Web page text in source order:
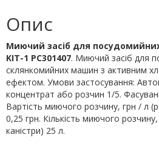
Опис
Миючий засіб для
KIT-1 PC301407. Миючий засіб для
склянкомийних машин з активним
ефектом. Умови застосування:
концентрат або розчин 1/5.
Вартість миючого розчину, грн / л
0,25 грн. Кількість миючого
каністри) 25 л.